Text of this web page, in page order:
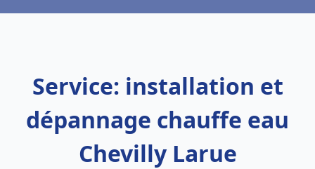
Service: installation et
dépannage chauffe eau
Chevilly Larue